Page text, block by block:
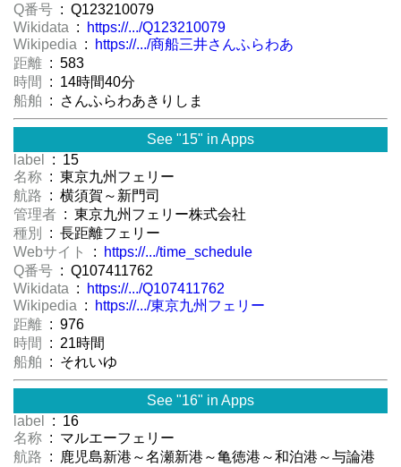
Q番号 : Q123210079
Wikidata :
https://.../Q123210079
Wikipedia :
https://.../商船三井さんふらわあ
距離 : 583
時間
: 14時間40分
船舶 : さんふらわあきりしま
See "15" in Apps
label
: 15
名称 : 東京九州フェリー
航路 : 横須賀～新門司
管理者 : 東京九州フェリー株式会社
種別
: 長距離フェリー
Webサイト
:
https://.../time_schedule
Q番号 : Q107411762
Wikidata :
https://.../Q107411762
Wikipedia :
https://.../東京九州フェリー
距離 : 976
時間
: 21時間
船舶 : それいゆ
See "16" in Apps
label
: 16
名称 : マルエーフェリー
航路 : 鹿児島新港～名瀬新港～亀徳港～和泊港～与論港